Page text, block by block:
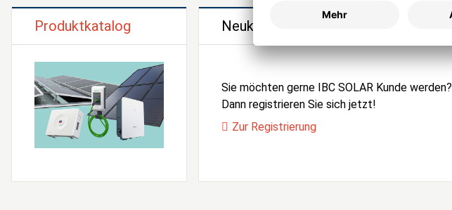
Produktkatalog Neukunden Registrierung
Sie möchten gerne IBC SOLAR Kunde werden?
Dann registrieren Sie sich jetzt!
Zur Registrierung